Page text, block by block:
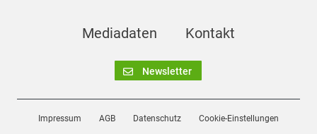
Mediadaten Kontakt
Newsletter
Impressum AGB Datenschutz Cookie-Einstellungen